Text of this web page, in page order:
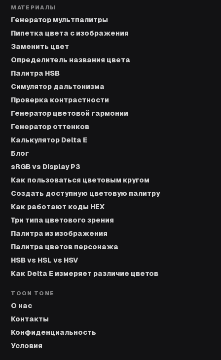
МАТЕРИАЛЫ
Генератор мультпалитры
Пипетка цвета с изображения
Заменить цвет
Определитель названия цвета
Палитра HSB
Симулятор дальтонизма
Проверка контрастности
Генератор цветовой гармонии
Генератор оттенков
Калькулятор Delta E
Блог
sRGB vs Display P3
Как пользоваться цветовым кругом
Создать доступную цветовую палитру
Как работают коды HEX
Три типа цветового зрения
Палитра из изображения
Палитра цветов персонажа
HSB vs HSL vs HSV
Как Delta E измеряет различие цветов
TOON TONE
О нас
Контакты
Конфиденциальность
Условия